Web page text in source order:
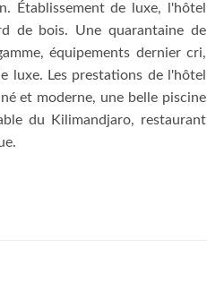
Établissement de luxe, l'hôtel
de bois. Une quarantaine de
équipements dernier cri,
luxe. Les prestations de l'hôtel
et moderne, une belle piscine
du Kilimandjaro, restaurant